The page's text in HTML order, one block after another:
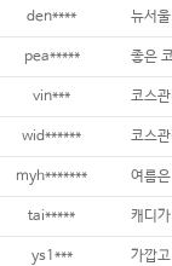
den**** 뉴서
pea*****
vin***
wid****** 코스
myh*******
tai*****
ys1***